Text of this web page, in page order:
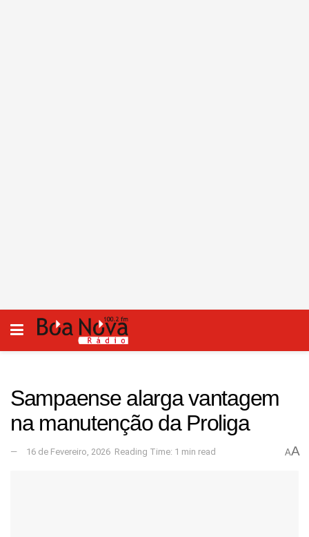
Sampaense alarga vantagem
na manutenção da Proliga
16 de Fevereiro, 2026 Reading Time: 1 min read AA